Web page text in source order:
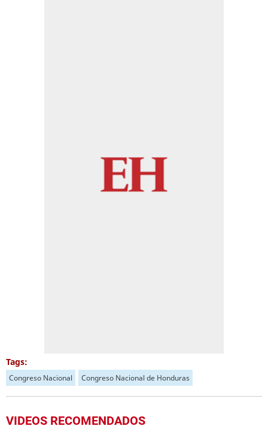
Tags:
Congreso Nacional Congreso Nacional de Honduras
VIDEOS RECOMENDADOS